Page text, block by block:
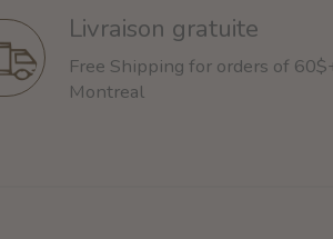
Livraison gratuite
Free Shipping for orders of
Montreal